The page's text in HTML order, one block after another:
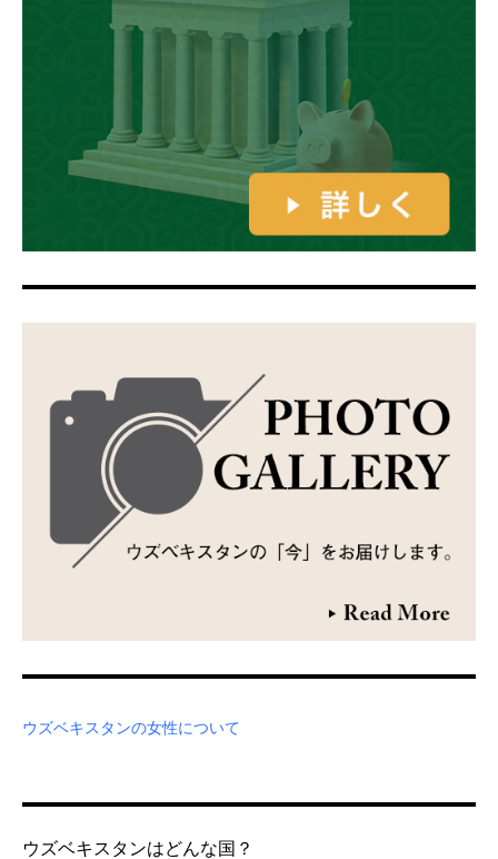
ウズベキスタンの女性について
ウズベキスタンはどんな国？